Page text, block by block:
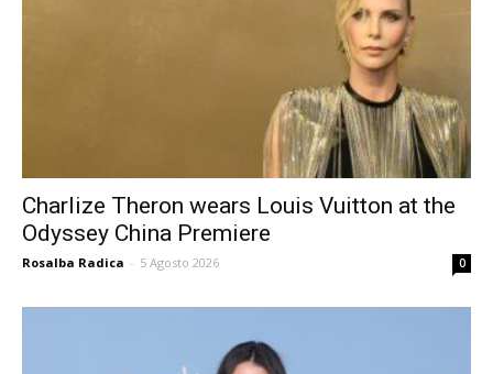
Charlize Theron wears Louis Vuitton at the
Odyssey China Premiere
Rosalba Radica - 5 Agosto 2026 0